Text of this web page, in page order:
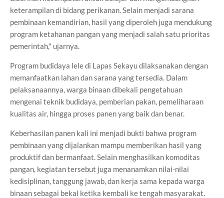
keterampilan di bidang perikanan. Selain menjadi sarana
pembinaan kemandirian, hasil yang diperoleh juga mendukung
program ketahanan pangan yang menjadi salah satu prioritas
pemerintah," ujarnya.
Program budidaya lele di Lapas Sekayu dilaksanakan dengan
memanfaatkan lahan dan sarana yang tersedia. Dalam
pelaksanaannya, warga binaan dibekali pengetahuan
mengenai teknik budidaya, pemberian pakan, pemeliharaan
kualitas air, hingga proses panen yang baik dan benar.
Keberhasilan panen kali ini menjadi bukti bahwa program
pembinaan yang dijalankan mampu memberikan hasil yang
produktif dan bermanfaat. Selain menghasilkan komoditas
pangan, kegiatan tersebut juga menanamkan nilai-nilai
kedisiplinan, tanggung jawab, dan kerja sama kepada warga
binaan sebagai bekal ketika kembali ke tengah masyarakat.